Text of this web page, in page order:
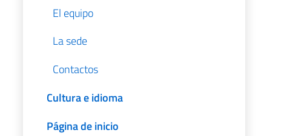
El equipo
La sede
Contactos
Cultura e idioma
Página de inicio